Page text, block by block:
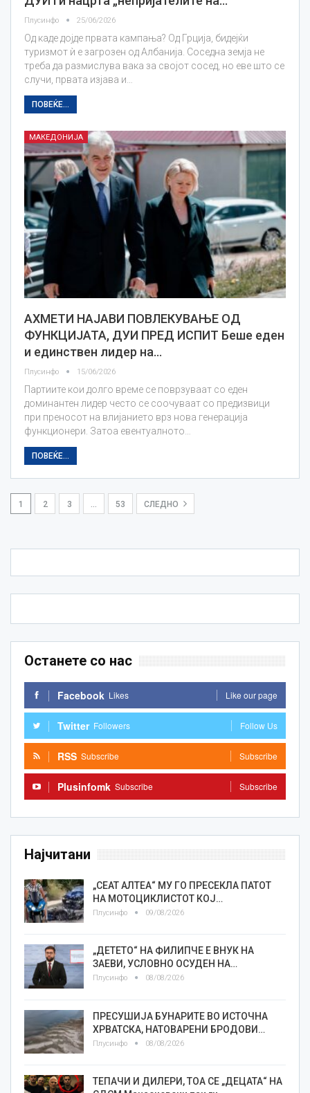
Плусинфо 25/06/2026
Од каде дојде првата кампања? Од Грција, бидејќи
туризмот ѝ е загрозен од Албанија. Соседна земја не
треба да размислува вака за својот сосед, но еве што се
случи, првата изјава и…
ПОВЕЌЕ...
МАКЕДОНИЈА
АХМЕТИ НАЈАВИ ПОВЛЕКУВАЊЕ ОД
ФУНКЦИЈАТА, ДУИ ПРЕД ИСПИТ Беше еден
и единствен лидер на…
Плусинфо 15/06/2026
Партиите кои долго време се поврзуваат со еден
доминантен лидер често се соочуваат со предизвици
при преносот на влијанието врз нова генерација
функционери. Затоа евентуалното…
ПОВЕЌЕ...
1 2 3 53 СЛЕДНО
Останете со нас
Facebook Likes Like our page
Twitter Followers Follow Us
RSS Subscribe Subscribe
Plusinfomk Subscribe Subscribe
Најчитани
„СЕАТ АЛТЕА“ МУ ГО ПРЕСЕКЛА ПАТОТ
НА МОТОЦИКЛИСТОТ КОЈ…
Плусинфо 09/08/2026
„ДЕТЕТО“ НА ФИЛИПЧЕ Е ВНУК НА
ЗАЕВИ, УСЛОВНО ОСУДЕН НА…
Плусинфо 08/08/2026
ПРЕСУШИЈА БУНАРИТЕ ВО ИСТОЧНА
ХРВАТСКА, НАТОВАРЕНИ БРОДОВИ…
Плусинфо 08/08/2026
TEПАЧИ И ДИЛЕРИ, ТОА СЕ „ДЕЦАТА“ НА